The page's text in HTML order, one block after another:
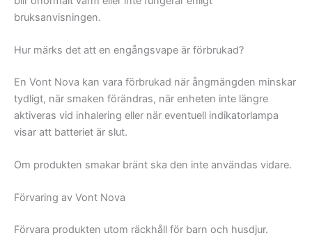
bruksanvisningen.
Hur märks det att en engångsvape är förbrukad?
En Vont Nova kan vara förbrukad när ångmängden minskar
tydligt, när smaken förändras, när enheten inte längre
aktiveras vid inhalering eller när eventuell indikatorlampa
visar att batteriet är slut.
Om produkten smakar bränt ska den inte användas vidare.
Förvaring av Vont Nova
Förvara produkten utom räckhåll för barn och husdjur.